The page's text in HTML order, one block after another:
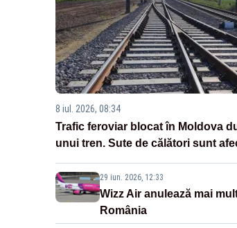
8 iul. 2026, 08:34
Trafic feroviar blocat în Moldova
unui tren. Sute de călători sunt
29 iun. 2026, 12:33
Wizz Air anulează mai
România